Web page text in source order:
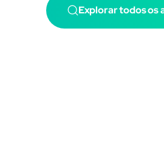
Explorar todos os